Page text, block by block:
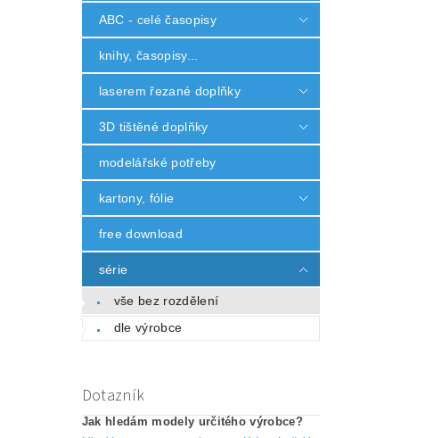
ABC - celé časopisy
knihy, časopisy...
laserem řezané doplňky
3D tištěné doplňky
modelářské potřeby
kartony, fólie
free download
série
vše bez rozdělení
dle výrobce
Dotazník
Jak hledám modely určitého výrobce?